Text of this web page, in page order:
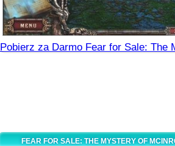
Pobierz za Darmo Fear for Sale:
FEAR FOR SALE: THE MYSTERY OF